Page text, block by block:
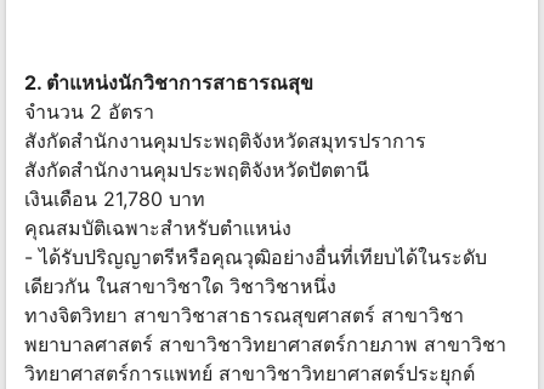
2. ตำแหน่งนักวิชาการสาธารณสุข
จำนวน 2 อัตรา
สังกัดสำนักงานคุมประพฤติจังหวัดสมุทรปราการ
สังกัดสำนักงานคุมประพฤติจังหวัดปัตตานี
เงินเดือน 21,780 บาท
คุณสมบัติเฉพาะสำหรับตำแหน่ง
- ได้รับปริญญาตรีหรือคุณวุฒิอย่างอื่นที่เทียบได้ในระดับ
เดียวกัน ในสาขาวิชาใด วิชาวิชาหนึ่ง
ทางจิตวิทยา สาขาวิชาสาธารณสุขศาสตร์ สาขาวิชา
พยาบาลศาสตร์ สาขาวิชาวิทยาศาสตร์กายภาพ สาขาวิชา
วิทยาศาสตร์การแพทย์ สาขาวิชาวิทยาศาสตร์ประยุกต์